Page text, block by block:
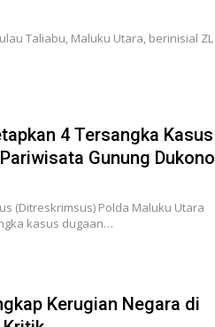
Taliabu, Maluku Utara, berinisial ZL
4 Tersangka Kasus
Gunung Dukono
(Ditreskrimsus) Polda Maluku Utara
kasus dugaan…
Kerugian Negara di